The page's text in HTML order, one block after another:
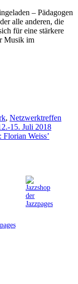
– Pädagogen
alle anderen, die
für eine stärkere
Musik im
, Netzwerktreffen
15. Juli 2018
Weiss’